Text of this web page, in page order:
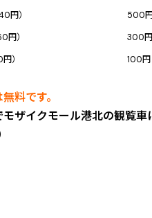
円）
500
円）
300
） 100円
料です。
ザイクモール港北の観覧車